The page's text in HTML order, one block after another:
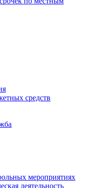
средств
мероприятиях
деятельность